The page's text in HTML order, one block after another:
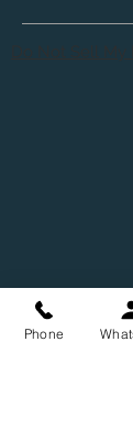
Phone